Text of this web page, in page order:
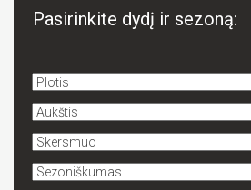
Pasirinkite dydį ir sezoną: